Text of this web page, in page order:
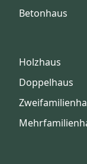
Betonhaus
Holzhaus
Doppelhaus